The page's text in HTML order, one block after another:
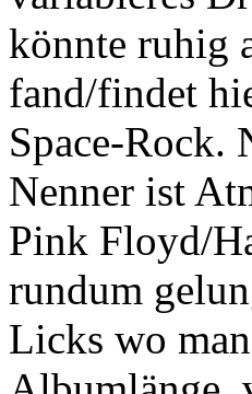
könnte ruhig
fand/findet
Space-Rock.
Nenner ist
Pink Floyd/
rundum
Licks wo